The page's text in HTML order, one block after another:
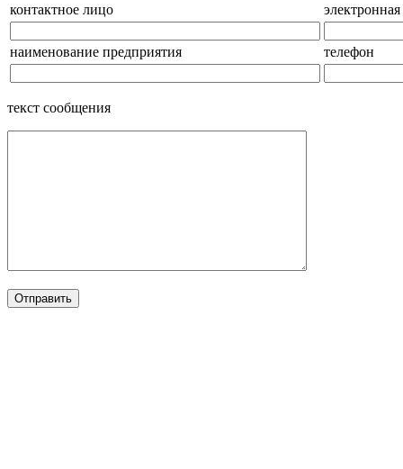
контактное лицо
наименование предприятия телефон
текст сообщения